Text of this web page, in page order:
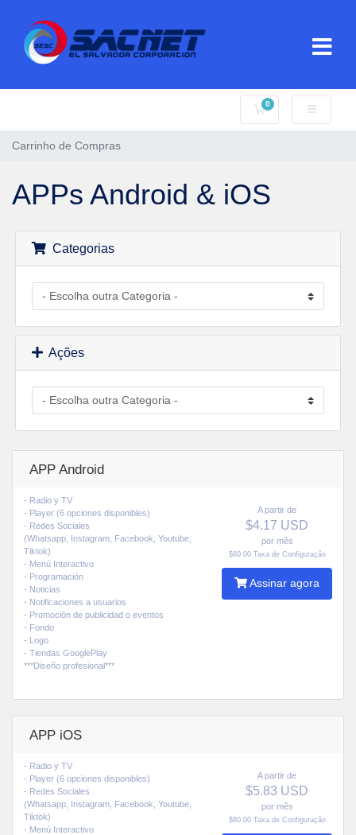
0
Carrinho de
Carrinho de Compras
APPs Android & iOS
Categorias
Ações
APP Android
- Radio y TV
- Player (6 opciones disponibles)
- Redes Sociales
(Whatsapp, Instagram, Facebook, Youtube,
Tiktok)
- Menú Interactivo
- Programación
- Noticias
- Notificaciones a usuarios
- Promoción de publicidad o eventos
- Fondo
- Logo
- Tiendas GooglePlay
***Diseño profesional***
A partir de
$4.17 USD
por mês
$60.00 Taxa de Configuração
Assinar agora
APP iOS
- Radio y TV
- Player (6 opciones disponibles)
- Redes Sociales
(Whatsapp, Instagram, Facebook, Youtube,
Tiktok)
- Menú Interactivo
A partir de
$5.83 USD
por mês
$80.00 Taxa de Configuração